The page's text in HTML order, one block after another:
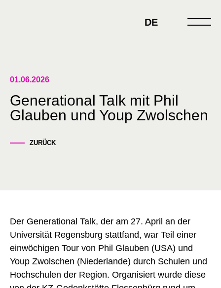
DE
01.06.2026
Generational Talk mit Phil
Glauben und Youp Zwolschen
ZURÜCK
Der Generational Talk, der am 27. April an der
Universität Regensburg stattfand, war Teil einer
einwöchigen Tour von Phil Glauben (USA) und
Youp Zwolschen (Niederlande) durch Schulen und
Hochschulen der Region. Organisiert wurde diese